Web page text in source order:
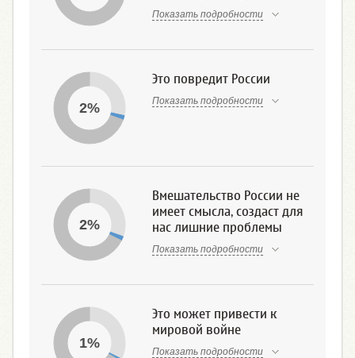
Показать подробности
2%
Это повредит России
Показать подробности
2%
Вмешательство России не
имеет смысла, создаст для
нас лишние проблемы
Показать подробности
1%
Это может привести к
мировой войне
Показать подробности